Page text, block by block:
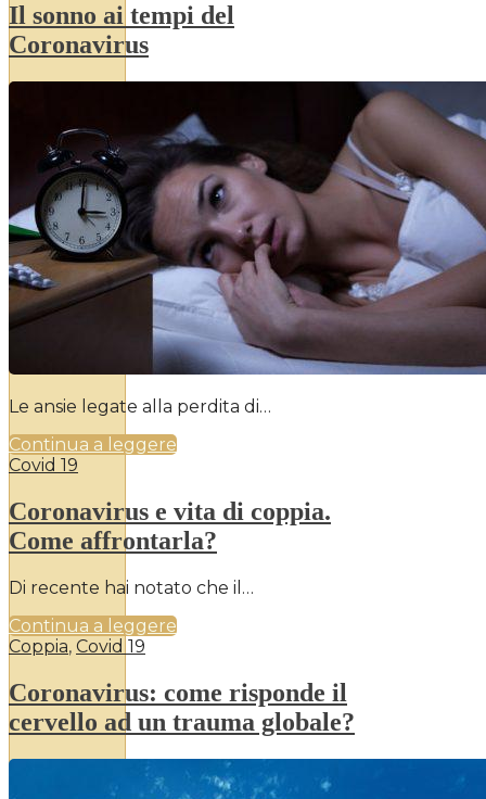
Il sonno ai tempi del
Coronavirus
Le ansie legate alla perdita di…
Continua a leggere
Covid 19
Coronavirus e vita di coppia.
Come affrontarla?
Di recente hai notato che il…
Continua a leggere
Coppia, Covid 19
Coronavirus: come risponde il
cervello ad un trauma globale?